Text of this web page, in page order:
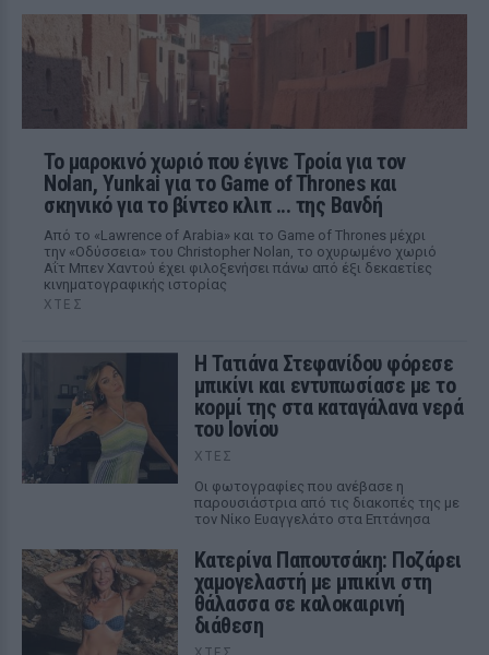
Το μαροκινό χωριό που έγινε Τροία για τον
Nolan, Yunkai για το Game of Thrones και
σκηνικό για το βίντεο κλιπ ... της Βανδή
Από το «Lawrence of Arabia» και το Game of Thrones μέχρι
την «Οδύσσεια» του Christopher Nolan, το οχυρωμένο χωριό
Αΐτ Μπεν Χαντού έχει φιλοξενήσει πάνω από έξι δεκαετίες
κινηματογραφικής ιστορίας
ΧΤΕΣ
Η Τατιάνα Στεφανίδου φόρεσε
μπικίνι και εντυπωσίασε με το
κορμί της στα καταγάλανα νερά
του Ιονίου
ΧΤΕΣ
Οι φωτογραφίες που ανέβασε η
παρουσιάστρια από τις διακοπές της με
τον Νίκο Ευαγγελάτο στα Επτάνησα
Κατερίνα Παπουτσάκη: Ποζάρει
χαμογελαστή με μπικίνι στη
θάλασσα σε καλοκαιρινή
διάθεση